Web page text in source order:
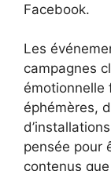
Facebook.
Les
campagnes
émotionnelle
éphémères,
pensée pour
contenus